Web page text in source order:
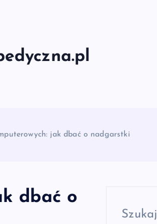
jak dbać o nadgarstki
dbać o
Szukaj